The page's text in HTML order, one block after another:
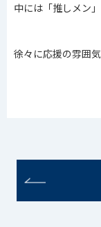
中には「推しメン
徐々に応援の雰囲